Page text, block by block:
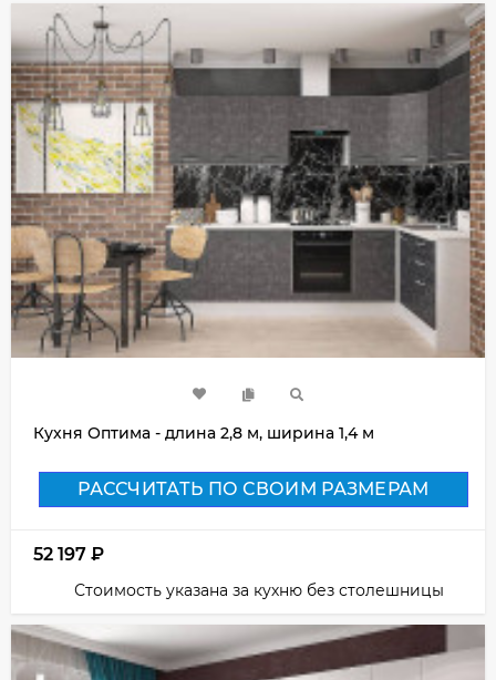
Кухня Оптима - длина 2,8 м, ширина 1,4 м
РАССЧИТАТЬ ПО СВОИМ РАЗМЕРАМ
52 197 ₽
Стоимость указана за кухню без столешницы